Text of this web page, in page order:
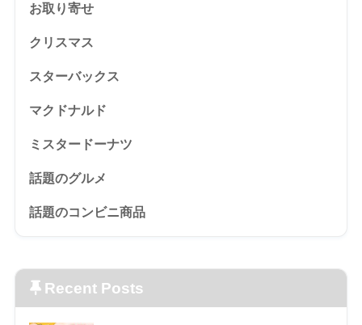
お取り寄せ
クリスマス
スターバックス
マクドナルド
ミスタードーナツ
話題のグルメ
話題のコンビニ商品
Recent Posts